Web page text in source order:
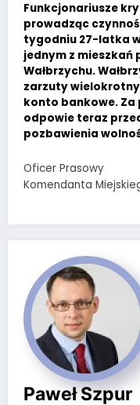
Funkcjonariusze
prowadząc
tygodniu 27-latka
jednym z mieszkań
Wałbrzychu.
zarzuty
konto bankowe. Za
odpowie teraz
pozbawienia
Oficer Prasowy
Komendanta
Paweł Szpur